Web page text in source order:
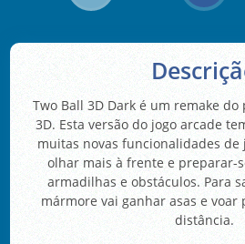
Two Ball 3D Dark é um remake
3D. Esta versão do jogo arcade
muitas novas funcionalidades de
olhar mais à frente e preparar-
armadilhas e obstáculos. Para
mármore vai ganhar asas e
distância.